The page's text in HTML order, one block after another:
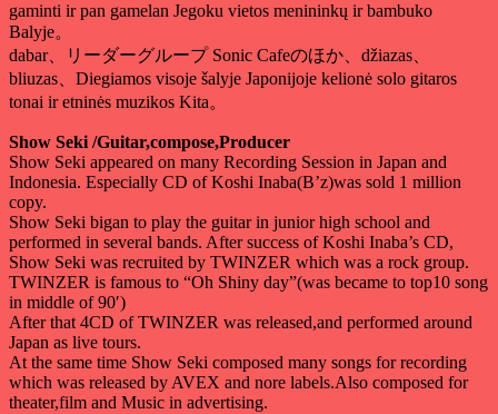
gaminti ir pan gamelan Jegoku vietos menininkų ir bambuko
Balyje。
dabar、
リーダーグループ Sonic Cafeのほか、džiazas、
bliuzas、Diegiamos visoje šalyje Japonijoje kelionė solo gitaros
tonai ir etninės muzikos Kita。
Show Seki /Guitar,compose,Producer
Show Seki appeared on many Recording Session in Japan and
Indonesia. Especially CD of Koshi Inaba(B’z)was sold 1 million
copy.
Show Seki bigan to play the guitar in junior high school and
performed in several bands. After success of Koshi Inaba’s CD,
Show Seki was recruited by TWINZER which was a rock group.
TWINZER is famous to “Oh Shiny day”(was became to top10 song
in middle of 90′)
After that 4CD of TWINZER was released,and performed around
Japan as live tours.
At the same time Show Seki composed many songs for recording
which was released by AVEX and nore labels.Also composed for
theater,film and Music in advertising.